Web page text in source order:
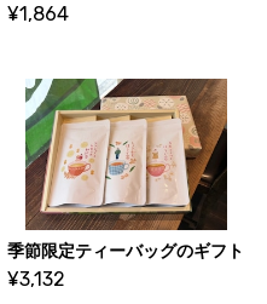
¥1,864
季節限定ティーバッグのギフト
¥3,132